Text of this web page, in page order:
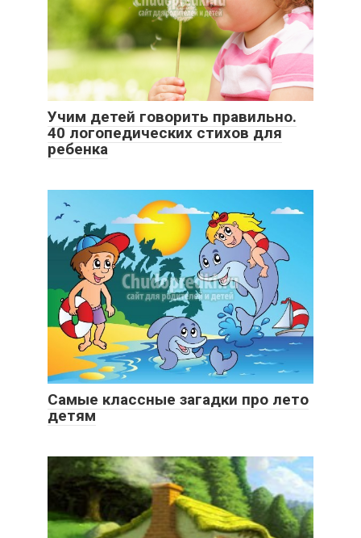
Учим детей говорить правильно.
40 логопедических стихов для
ребенка
Самые классные загадки про лето
детям